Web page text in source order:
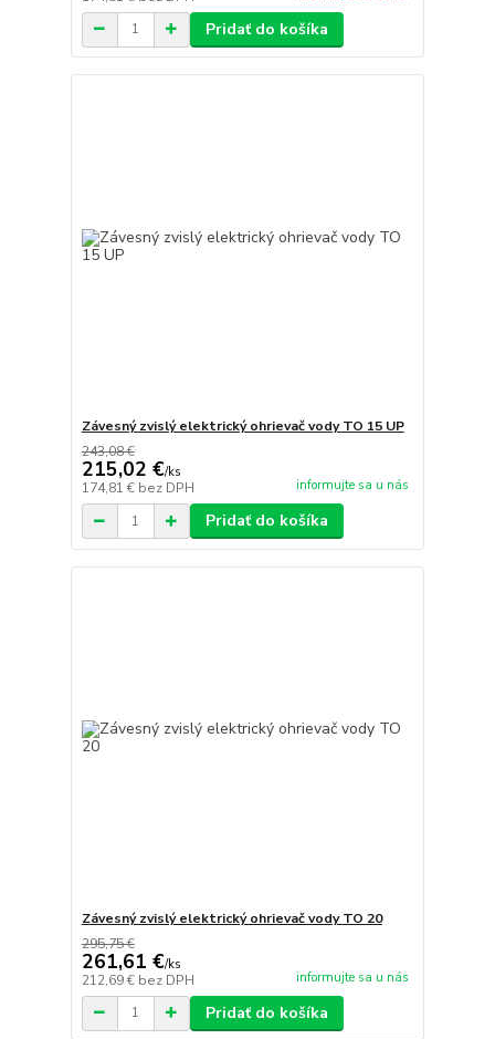
Pridať do košíka
Závesný zvislý elektrický ohrievač vody TO 15 UP
243,08 €
215,02 €/ks
174,81 € bez DPH informujte sa u nás
Pridať do košíka
Závesný zvislý elektrický ohrievač vody TO 20
295,75 €
261,61 €/ks
212,69 € bez DPH informujte sa u nás
Pridať do košíka